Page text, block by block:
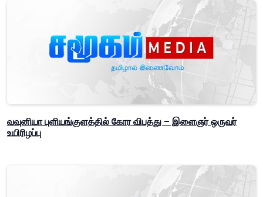
வவுனியா புளியங்குளத்தில் கோர விபத்து – இளைஞர் ஒருவர்
உயிரிழப்பு